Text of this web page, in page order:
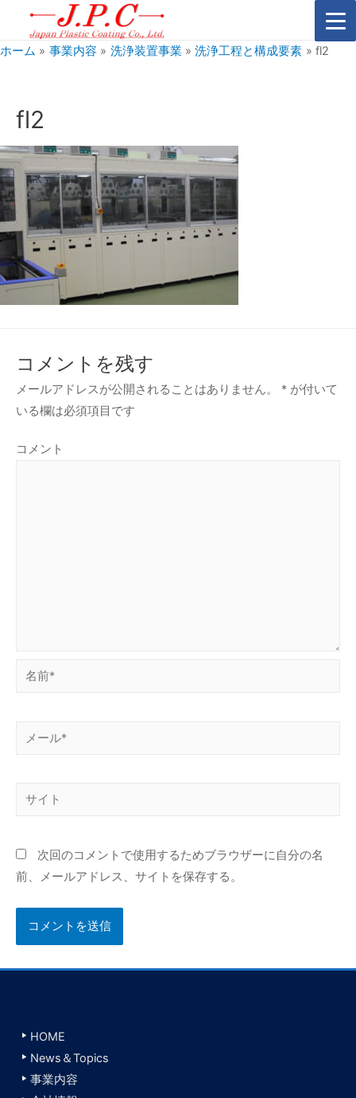
ホーム 事業内容 洗浄装置事業 洗浄工程と構成要素 fl2
fl2
コメントを残す
メールアドレスが公開されることはありません。 * が付いて
いる欄は必須項目です
コメント
次回のコメントで使用するためブラウザーに自分の名
前、メールアドレス、サイトを保存する。
HOME
News＆Topics
事業内容